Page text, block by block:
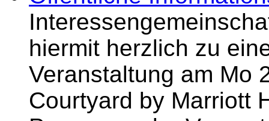
hiermit herzlich zu
Veranstaltung am Mo
Courtyard by Marriott